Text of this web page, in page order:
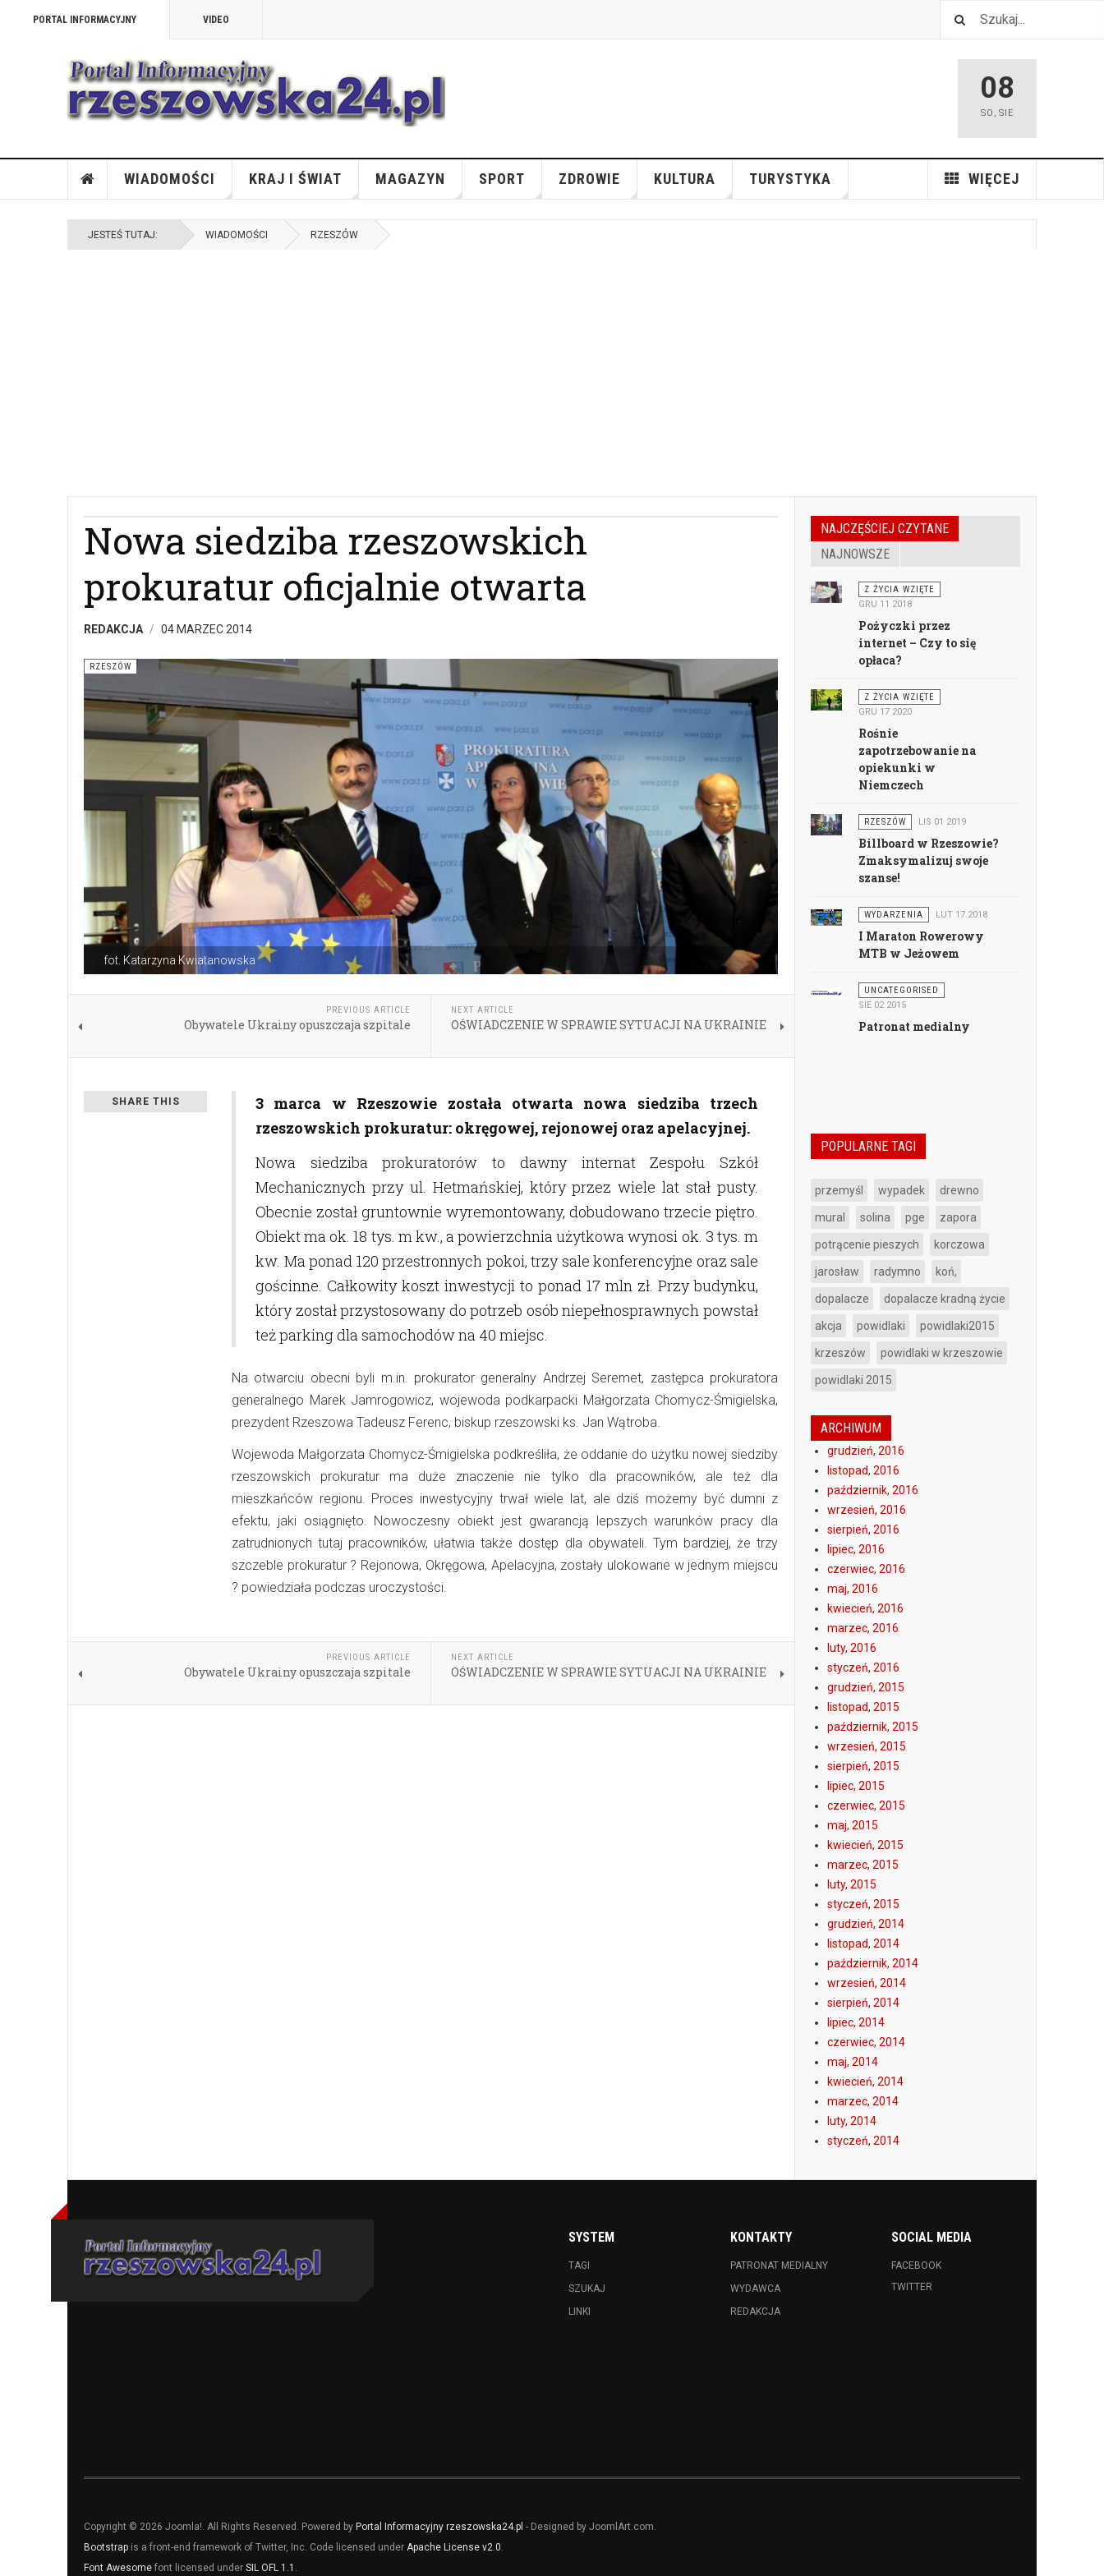
PORTAL INFORMACYJNY VIDEO
08
SO , SIE
WIADOMOŚCI KRAJ I ŚWIAT MAGAZYN SPORT ZDROWIE KULTURA TURYSTYKA WIĘCEJ
JESTEŚ TUTAJ: WIADOMOŚCI RZESZÓW
Nowa siedziba rzeszowskich
prokuratur oficjalnie otwarta
REDAKCJA 04 MARZEC 2014
fot. Katarzyna Kwiatanowska
RZESZÓW
PREVIOUS ARTICLE
Obywatele Ukrainy opuszczaja szpitale
NEXT ARTICLE
OŚWIADCZENIE W SPRAWIE SYTUACJI NA UKRAINIE
SHARE THIS
3 marca w Rzeszowie została otwarta nowa siedziba trzech
rzeszowskich prokuratur: okręgowej, rejonowej oraz apelacyjnej.
Nowa siedziba prokuratorów to dawny internat Zespołu Szkół
Mechanicznych przy ul. Hetmańskiej, który przez wiele lat stał pusty.
Obecnie został gruntownie wyremontowany, dobudowano trzecie piętro.
Obiekt ma ok. 18 tys. m kw., a powierzchnia użytkowa wynosi ok. 3 tys. m
kw. Ma ponad 120 przestronnych pokoi, trzy sale konferencyjne oraz sale
gościnne. Całkowity koszt inwestycji to ponad 17 mln zł. Przy budynku,
który został przystosowany do potrzeb osób niepełnosprawnych powstał
też parking dla samochodów na 40 miejsc.
Na otwarciu obecni byli m.in. prokurator generalny Andrzej Seremet, zastępca prokuratora
generalnego Marek Jamrogowicz, wojewoda podkarpacki Małgorzata Chomycz-Śmigielska,
prezydent Rzeszowa Tadeusz Ferenc, biskup rzeszowski ks. Jan Wątroba.
Wojewoda Małgorzata Chomycz-Śmigielska podkreśliła, że oddanie do użytku nowej siedziby
rzeszowskich prokuratur ma duże znaczenie nie tylko dla pracowników, ale też dla
mieszkańców regionu. Proces inwestycyjny trwał wiele lat, ale dziś możemy być dumni z
efektu, jaki osiągnięto. Nowoczesny obiekt jest gwarancją lepszych warunków pracy dla
zatrudnionych tutaj pracowników, ułatwia także dostęp dla obywateli. Tym bardziej, że trzy
szczeble prokuratur ? Rejonowa, Okręgowa, Apelacyjna, zostały ulokowane w jednym miejscu
? powiedziała podczas uroczystości.
PREVIOUS ARTICLE
Obywatele Ukrainy opuszczaja szpitale
NEXT ARTICLE
OŚWIADCZENIE W SPRAWIE SYTUACJI NA UKRAINIE
NAJCZĘŚCIEJ CZYTANE
NAJNOWSZE
Z ŻYCIA WZIĘTE
GRU 11 2018
Pożyczki przez
internet – Czy to się
opłaca?
Z ŻYCIA WZIĘTE
GRU 17 2020
Rośnie
zapotrzebowanie na
opiekunki w
Niemczech
RZESZÓW LIS 01 2019
Billboard w Rzeszowie?
Zmaksymalizuj swoje
szanse!
WYDARZENIA LUT 17 2018
I Maraton Rowerowy
MTB w Jeżowem
UNCATEGORISED
SIE 02 2015
Patronat medialny
POPULARNE TAGI
przemyśl wypadek drewno
mural solina pge zapora
potrącenie pieszych korczowa
jarosław radymno koń,
dopalacze dopalacze kradną życie
akcja powidlaki powidlaki2015
krzeszów powidlaki w krzeszowie
powidlaki 2015
ARCHIWUM
grudzień, 2016
listopad, 2016
październik, 2016
wrzesień, 2016
sierpień, 2016
lipiec, 2016
czerwiec, 2016
maj, 2016
kwiecień, 2016
marzec, 2016
luty, 2016
styczeń, 2016
grudzień, 2015
listopad, 2015
październik, 2015
wrzesień, 2015
sierpień, 2015
lipiec, 2015
czerwiec, 2015
maj, 2015
kwiecień, 2015
marzec, 2015
luty, 2015
styczeń, 2015
grudzień, 2014
listopad, 2014
październik, 2014
wrzesień, 2014
sierpień, 2014
lipiec, 2014
czerwiec, 2014
maj, 2014
kwiecień, 2014
marzec, 2014
luty, 2014
styczeń, 2014
SYSTEM
TAGI
SZUKAJ
LINKI
KONTAKTY
PATRONAT MEDIALNY
WYDAWCA
REDAKCJA
SOCIAL MEDIA
FACEBOOK
TWITTER
Copyright © 2026 Joomla!. All Rights Reserved. Powered by Portal Informacyjny rzeszowska24.pl - Designed by JoomlArt.com.
Bootstrap is a front-end framework of Twitter, Inc. Code licensed under Apache License v2.0.
Font Awesome font licensed under SIL OFL 1.1 .